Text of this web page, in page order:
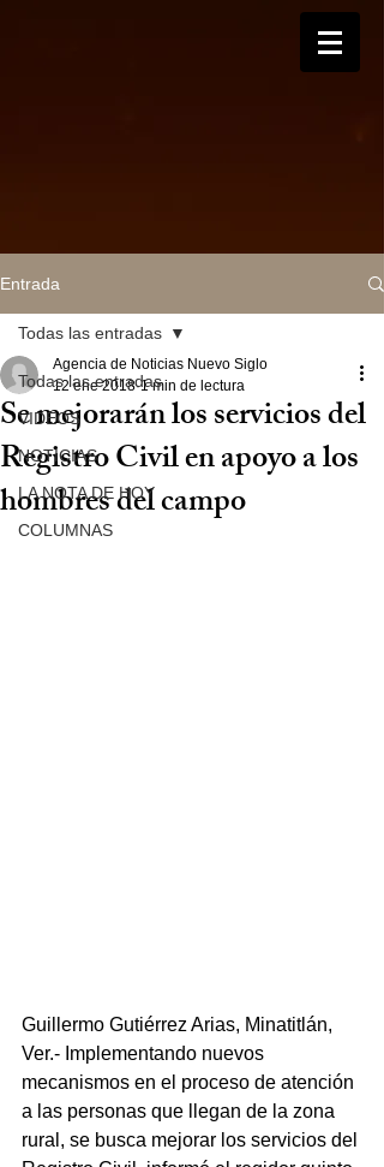
Entrada
Todas las entradas
VIDEOS
NOTICIAS
LA NOTA DE HOY
COLUMNAS
Todas las entradas
Se mejorarán los servicios del
Registro Civil en apoyo a los
hombres del campo
Agencia de Noticias Nuevo Siglo
12 ene 2018 1 min de lectura
Guillermo Gutiérrez Arias, Minatitlán,
Ver.- Implementando nuevos
mecanismos en el proceso de atención
a las personas que llegan de la zona
rural, se busca mejorar los servicios del